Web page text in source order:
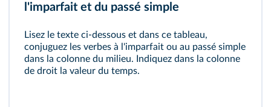
l'imparfait et du passé simple
Lisez le texte ci-dessous et dans ce tableau,
conjuguez les verbes à l'imparfait ou au passé simple
dans la colonne du milieu. Indiquez dans la colonne
de droit la valeur du temps.